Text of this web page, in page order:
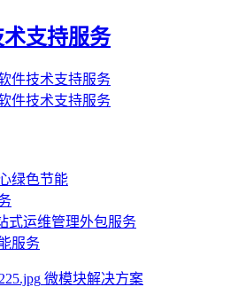
支持服务
件技术支持服务
件技术支持服务
绿色节能
式运维管理外包服务
服务
微模块解决方案